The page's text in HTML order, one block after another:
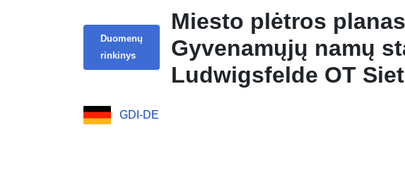
Duomenų
rinkinys
Miesto plėtros
Gyvenamųjų namų
Ludwigsfelde OT
GDI-DE